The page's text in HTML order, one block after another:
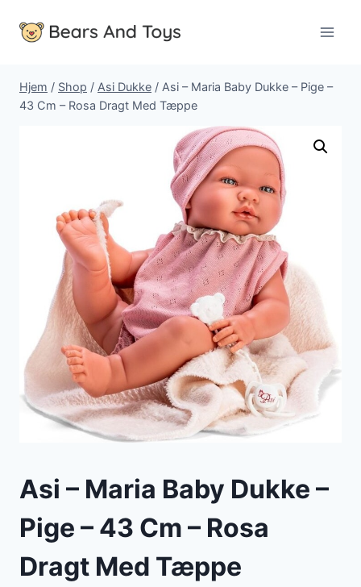
Hjem / Shop / Asi Dukke / Asi – Maria Baby Dukke – Pige –
43 Cm – Rosa Dragt Med Tæppe
Asi – Maria Baby Dukke –
Pige – 43 Cm – Rosa
Dragt Med Tæppe